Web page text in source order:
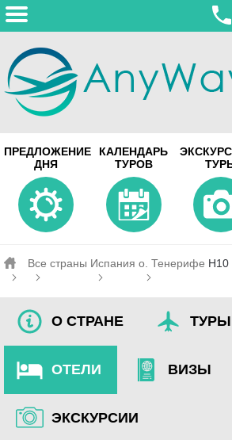
ул. Леонида Беды, 45-547
смотреть на карте
МИНСК
Турагентство Coral
ул. Притыцкого 156/1 пом.37
ул. Скрыганова 4б пом.487
ПРЕДЛОЖЕНИЕ
ДНЯ
КАЛЕНДАРЬ
ТУРОВ
Все страны Испания о. Тенерифе H10
О СТРАНЕ ТУРЫ
ОТЕЛИ ВИЗЫ
ЭКСКУРСИИ